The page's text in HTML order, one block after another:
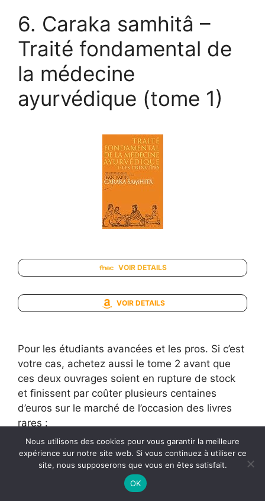
6. Caraka samhitâ –
Traité fondamental de
la médecine
ayurvédique (tome 1)
VOIR DETAILS
VOIR DETAILS
Pour les étudiants avancées et les pros. Si c’est
votre cas, achetez aussi le tome 2 avant que
ces deux ouvrages soient en rupture de stock
et finissent par coûter plusieurs centaines
d’euros sur le marché de l’occasion des livres
rares :
Nous utilisons des cookies pour vous garantir la meilleure
expérience sur notre site web. Si vous continuez à utiliser ce
site, nous supposerons que vous en êtes satisfait.
OK